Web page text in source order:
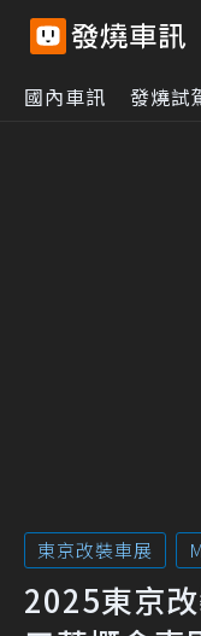
國內車訊 發燒試
東京改裝車展
2025東京